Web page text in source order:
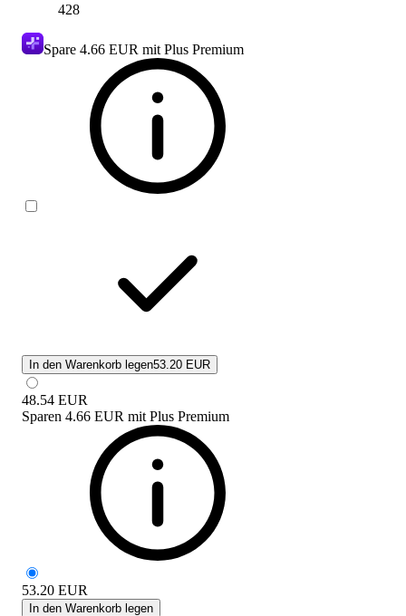
428
Spare 4.66 EUR mit Plus Premium
In den Warenkorb legen53.20 EUR
48.54 EUR
Sparen 4.66 EUR mit Plus Premium
53.20 EUR
In den Warenkorb legen